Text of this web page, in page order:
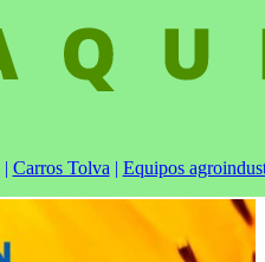
| Carros Tolva | Equipos